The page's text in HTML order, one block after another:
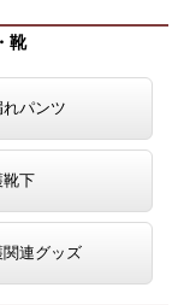
靴
れパンツ
靴下
関連グッズ